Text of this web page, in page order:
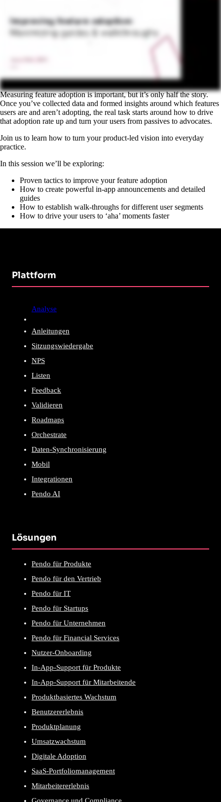
Measuring feature adoption is important, but it’s only half the story.
Once you’ve collected data and formed insights around which features
users are and aren’t adopting, the real task starts around how to drive
that adoption rate up and turn your users from passives to advocates.
Join us to learn how to turn your product-led vision into everyday
practice.
In this session we’ll be exploring:
Proven tactics to improve your feature adoption
How to create powerful in-app announcements and detailed
guides
How to establish walk-throughs for different user segments
How to drive your users to ‘aha’ moments faster
Plattform
Analyse
Anleitungen
Sitzungswiedergabe
NPS
Listen
Feedback
Validieren
Roadmaps
Orchestrate
Daten-Synchronisierung
Mobil
Integrationen
Pendo AI
Lösungen
Pendo für Produkte
Pendo für den Vertrieb
Pendo für IT
Pendo für Startups
Pendo für Unternehmen
Pendo für Financial Services
Nutzer-Onboarding
In-App-Support für Produkte
In-App-Support für Mitarbeitende
Produktbasiertes Wachstum
Benutzererlebnis
Produktplanung
Umsatzwachstum
Digitale Adoption
SaaS-Portfoliomanagement
Mitarbeitererlebnis
Governance und Compliance